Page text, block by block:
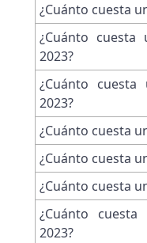
¿Cuánto cuesta
¿Cuánto
2023?
¿Cuánto
2023?
¿Cuánto cuesta
¿Cuánto cuesta
¿Cuánto cuesta
¿Cuánto
2023?